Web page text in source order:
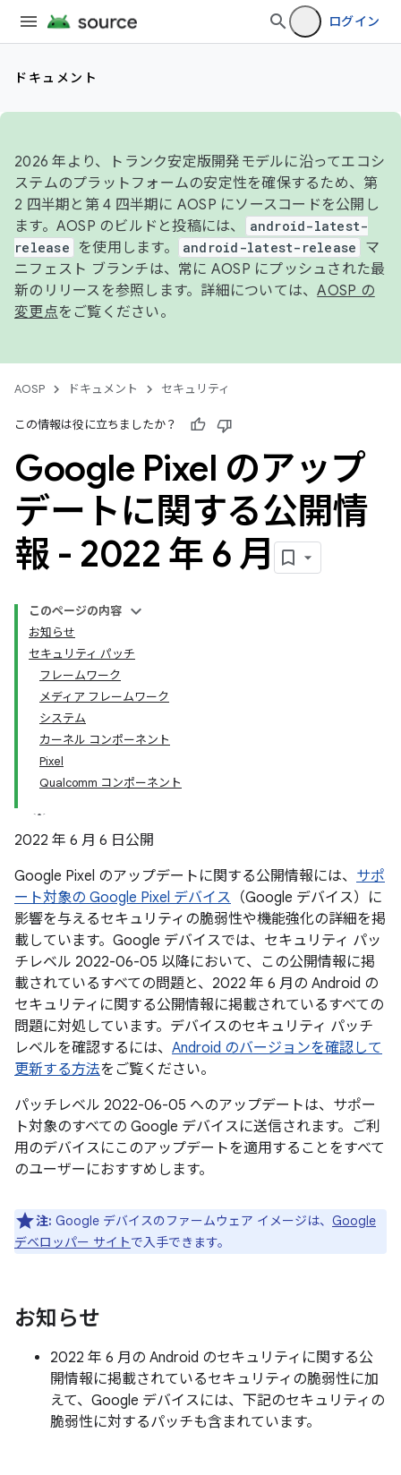
ログイン
ドキュメント
2026 年より、トランク安定版開発モデルに沿ってエコシ
ステムのプラットフォームの安定性を確保するため、第
2 四半期と第 4 四半期に AOSP にソースコードを公開し
ます。AOSP のビルドと投稿には、
android-latest-
release
を使用します。 android-latest-release
マ
ニフェスト ブランチは、常に AOSP にプッシュされた最
新のリリースを参照します。詳細については、AOSP の
変更点をご覧ください。
AOSP ドキュメント セキュリティ
この情報は役に立ちましたか？
Google Pixel のアップ
デートに関する公開情
報 - 2022 年 6 月
このページの内容
お知らせ
セキュリティ パッチ
フレームワーク
メディア フレームワーク
システム
カーネル コンポーネント
Pixel
Qualcomm コンポーネント
2022 年 6 月 6 日公開
Google Pixel のアップデートに関する公開情報には、 サポ
ート対象の Google Pixel デバイス （Google デバイス）に
影響を与えるセキュリティの脆弱性や機能強化の詳細を掲
載しています。Google デバイスでは、セキュリティ パッ
チレベル 2022-06-05 以降において、この公開情報に掲
載されているすべての問題と、2022 年 6 月の Android の
セキュリティに関する公開情報に掲載されているすべての
問題に対処しています。デバイスのセキュリティ パッチ
レベルを確認するには、 Android のバージョンを確認して
更新する方法をご覧ください。
パッチレベル 2022-06-05 へのアップデートは、サポー
ト対象のすべての Google デバイスに送信されます。ご利
用のデバイスにこのアップデートを適用することをすべて
のユーザーにおすすめします。
注: Google デバイスのファームウェア イメージは、 Google
デベロッパー サイトで入手できます。
お知らせ
2022 年 6 月の Android のセキュリティに関する公
開情報に掲載されているセキュリティの脆弱性に加
えて、Google デバイスには、下記のセキュリティの
脆弱性に対するパッチも含まれています。